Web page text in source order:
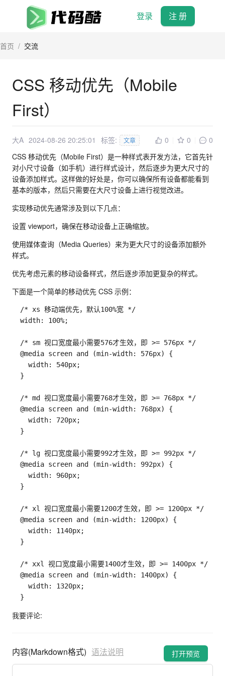
登录 注 册
首页 / 交流
CSS 移动优先（Mobile
First）
大A 2024-08-26 20:25:01 标签: 文章 0 0
0
CSS 移动优先（Mobile First）是一种样式表开发方法，它首先针
对小尺寸设备（如手机）进行样式设计，然后逐步为更大尺寸的
设备添加样式。这样做的好处是，你可以确保所有设备都能看到
基本的版本，然后只需要在大尺寸设备上进行视觉改进。
实现移动优先通常涉及到以下几点：
设置 viewport，确保在移动设备上正确缩放。
使用媒体查询（Media Queries）来为更大尺寸的设备添加额外
样式。
优先考虑元素的移动设备样式，然后逐步添加更复杂的样式。
下面是一个简单的移动优先 CSS 示例：
/* xs 移动端优先，默认100%宽 */
width: 100%;
/* sm 视口宽度最小需要576才生效，即 >= 576px */
  @media screen
and (min-width: 576px)
{
width: 540px;
}
/* md 视口宽度最小需要768才生效，即 >= 768px */
  @media screen
and (min-width: 768px)
{
width: 720px;
}
/* lg 视口宽度最小需要992才生效，即 >= 992px */
  @media screen
and (min-width: 992px)
{
width: 960px;
}
/* xl 视口宽度最小需要1200才生效，即 >= 1200px */
  @media screen
and (min-width: 1200px)
{
width: 1140px;
}
/* xxl 视口宽度最小需要1400才生效，即 >= 1400px */
  @media screen
and (min-width: 1400px)
{
width: 1320px;
}
我要评论:
内容(Markdown格式) 语法说明 打开预览